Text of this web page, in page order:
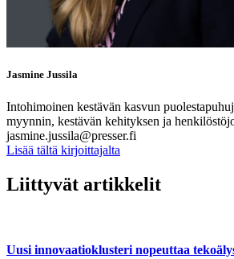
Jasmine Jussila
Intohimoinen kestävän kasvun
myynnin, kestävän kehityksen ja
jasmine.jussila@presser.fi
Lisää tältä kirjoittajalta
Liittyvät artikkelit
Uusi innovaatioklusteri nopeuttaa